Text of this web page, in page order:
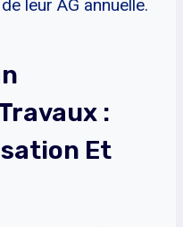
leur AG annuelle.
:
Et